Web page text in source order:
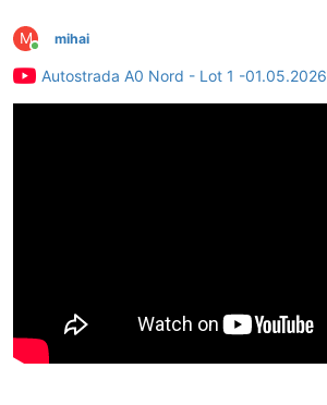
M
Conectat
mihai
Autostrada A0 Nord - Lot 1 -01.05.2026